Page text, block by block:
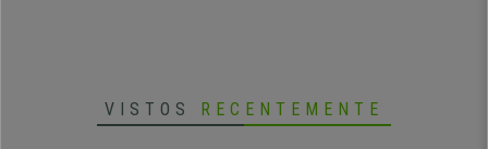
VISTOS RECENTEMENTE